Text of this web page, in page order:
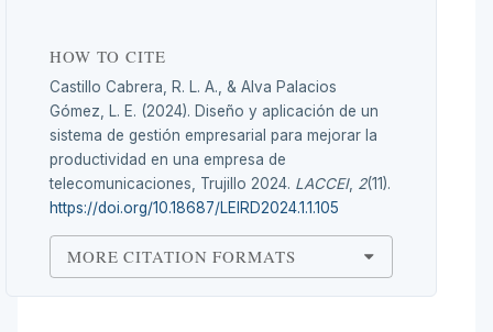
HOW TO CITE
Castillo Cabrera, R. L. A., & Alva Palacios
Gómez, L. E. (2024). Diseño y aplicación de un
sistema de gestión empresarial para mejorar la
productividad en una empresa de
telecomunicaciones, Trujillo 2024. LACCEI, 2(11).
https://doi.org/10.18687/LEIRD2024.1.1.105
MORE CITATION FORMATS